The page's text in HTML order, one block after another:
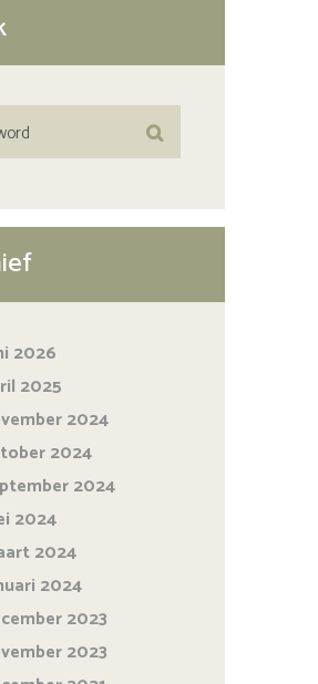
2026
2025
2024
2024
2024
2024
2024
2024
2023
2023